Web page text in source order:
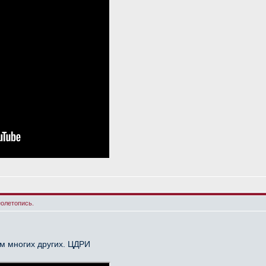
многих других. ЦДРИ